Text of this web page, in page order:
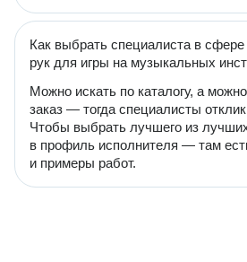
Как выбрать специалиста в
рук для игры на музыкальных
Можно искать по каталогу, а
заказ — тогда специалисты
Чтобы выбрать лучшего из
в профиль исполнителя — там
и примеры работ.